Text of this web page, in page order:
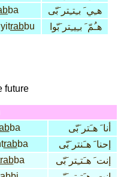
ba
هـِي َ بـِتـِتر َبّى
rabbu هـُمّ َ بـِيـِتر َبّوا
future
ba
أنا َ هـَتر َبّى
rabba
إحنا َ هـَنتر َبّى
rabba
إنت َ هـَتـِتر َبّى